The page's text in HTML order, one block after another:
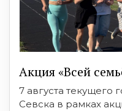
Акция «Всей
7 августа текущего
Севска в рамках